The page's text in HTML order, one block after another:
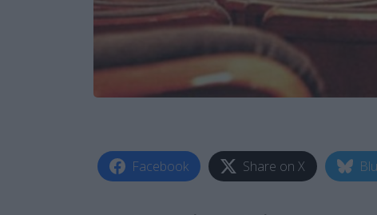
Facebook Share on X